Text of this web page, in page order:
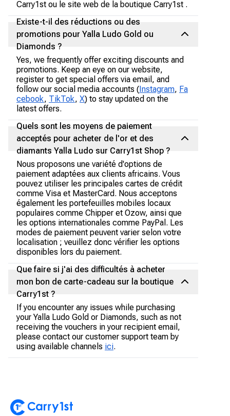
Carry1st ou le site web de la boutique Carry1st .
Existe-t-il des réductions ou des
promotions pour Yalla Ludo Gold ou
Diamonds ?
Yes, we frequently offer exciting discounts and
promotions. Keep an eye on our website,
register to get special offers via email, and
follow our social media accounts (Instagram, Fa
cebook, TikTok, X) to stay updated on the
latest offers.
Quels sont les moyens de paiement
acceptés pour acheter de l'or et des
diamants Yalla Ludo sur Carry1st Shop ?
Nous proposons une variété d'options de
paiement adaptées aux clients africains. Vous
pouvez utiliser les principales cartes de crédit
comme Visa et MasterCard. Nous acceptons
également les portefeuilles mobiles locaux
populaires comme Chipper et Ozow, ainsi que
les options internationales comme PayPal. Les
modes de paiement peuvent varier selon votre
localisation ; veuillez donc vérifier les options
disponibles lors du paiement.
Que faire si j'ai des difficultés à acheter
mon bon de carte-cadeau sur la boutique
Carry1st ?
If you encounter any issues while purchasing
your Yalla Ludo Gold or Diamonds, such as not
receiving the vouchers in your recipient email,
please contact our customer support team by
using available channels ici.